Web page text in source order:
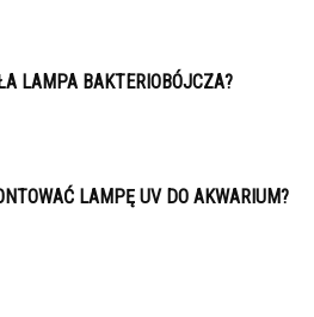
LAMPA BAKTERIOBÓJCZA?
LAMPĘ UV DO AKWARIUM?